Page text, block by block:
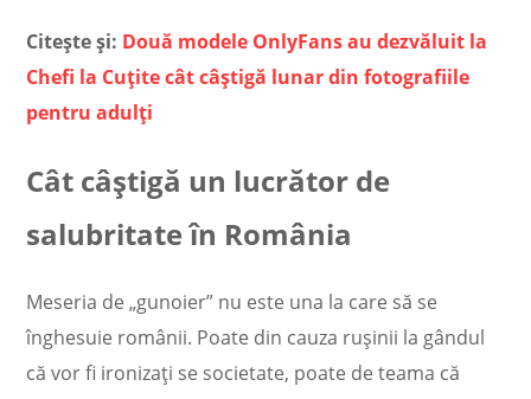
Citește și: Două modele OnlyFans au dezvăluit la
Chefi la Cuțite cât câștigă lunar din fotografiile
pentru adulți
Cât câștigă un lucrător de
salubritate în România
Meseria de „gunoier” nu este una la care să se
înghesuie românii. Poate din cauza rușinii la gândul
că vor fi ironizați se societate, poate de teama că